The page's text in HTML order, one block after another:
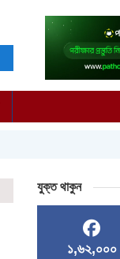
যুক্ত থাকুন
১,৬২,০০০